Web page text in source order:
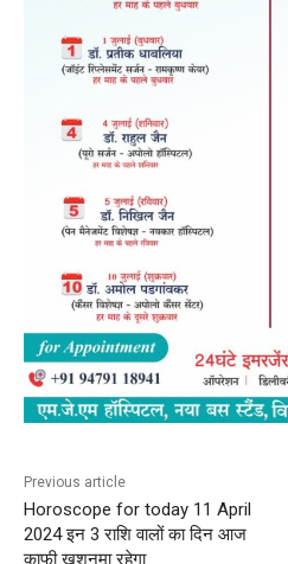
Previous article
Horoscope for today 11 April
2024 इन 3 राशि वालों का दिन आज
काफी खुशनुमा रहेगा